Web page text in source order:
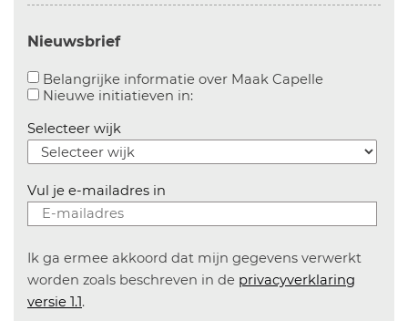
Nieuwsbrief
Belangrijke informatie over Maak CapelleAanvinken
Nieuwe initiatieven in:Aanvinken om informatie over
Selecteer wijk
Vul je e-mailadres in
Ik ga ermee akkoord dat mijn gegevens verwerkt
worden zoals beschreven in de privacyverklaring
versie 1.1.